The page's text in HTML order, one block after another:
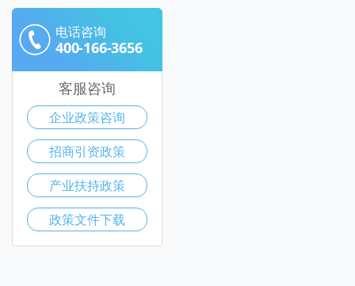
电话咨询
400-166-3656
客服咨询
企业政策咨询
招商引资政策
产业扶持政策
政策文件下载